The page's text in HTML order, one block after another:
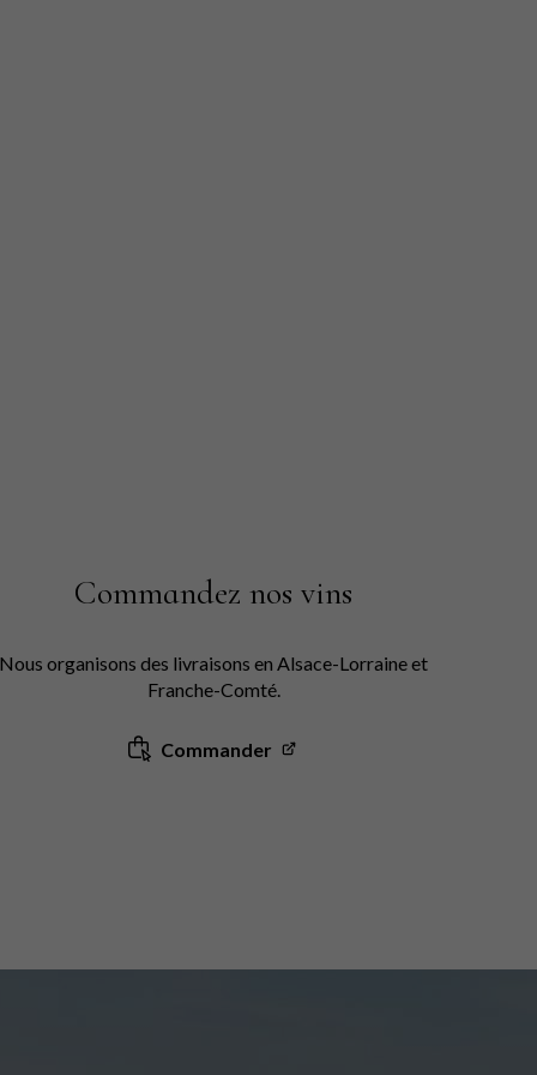
Commandez nos vins
Nous organisons des livraisons en Alsace-Lorraine et
Franche-Comté.
Commander